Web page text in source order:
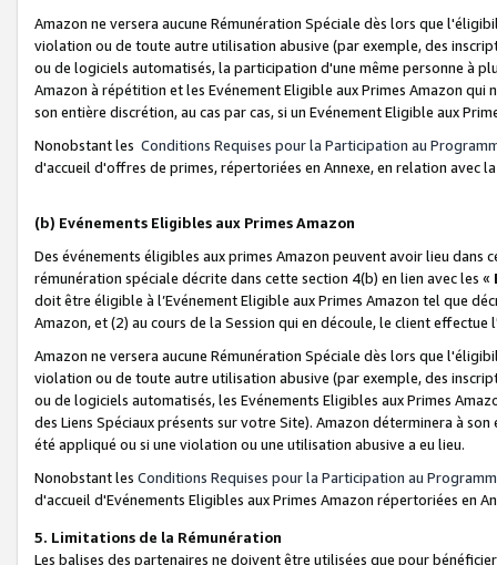
Amazon ne versera aucune Rémunération Spéciale dès lors que
violation ou de toute autre utilisation abusive (par exemple, des
ou de logiciels automatisés, la participation d'une même personne à
Amazon à répétition et les Evénement Eligible aux Primes Amazon qui
son entière discrétion, au cas par cas, si un Evénement Eligible aux
Nonobstant les Conditions Requises pour la Participation au
d'accueil d'offres de primes, répertoriées en Annexe, en relation avec
(b) Evénements Eligibles aux Primes Amazon
Des événements éligibles aux primes Amazon peuvent avoir lieu dans
rémunération spéciale décrite dans cette section 4(b) en lien avec les «
doit être éligible à l’Evénement Eligible aux Primes Amazon tel que
Amazon, et (2) au cours de la Session qui en découle, le client
Amazon ne versera aucune Rémunération Spéciale dès lors que
violation ou de toute autre utilisation abusive (par exemple, des
ou de logiciels automatisés, les Evénements Eligibles aux Primes
des Liens Spéciaux présents sur votre Site). Amazon déterminera à
été appliqué ou si une violation ou une utilisation abusive a eu lieu.
Nonobstant les Conditions Requises pour la Participation au
d'accueil d'Evénements Eligibles aux Primes Amazon répertoriées en
5. Limitations de la Rémunération
Les balises des partenaires ne doivent être utilisées que pour